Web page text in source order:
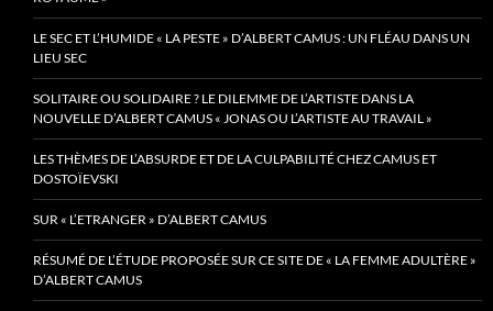
LE SEC ET L’HUMIDE « LA PESTE » D’ALBERT CAMUS : UN FLÉAU DANS UN
LIEU SEC
SOLITAIRE OU SOLIDAIRE ? LE DILEMME DE L’ARTISTE DANS LA
NOUVELLE D’ALBERT CAMUS « JONAS OU L’ARTISTE AU TRAVAIL »
LES THÈMES DE L’ABSURDE ET DE LA CULPABILITÉ CHEZ CAMUS ET
DOSTOÏEVSKI
SUR « L’ETRANGER » D’ALBERT CAMUS
RÉSUMÉ DE L’ÉTUDE PROPOSÉE SUR CE SITE DE « LA FEMME ADULTÈRE »
D’ALBERT CAMUS